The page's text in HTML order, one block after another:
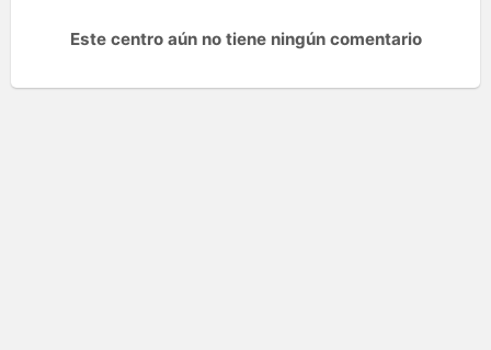
Este centro aún no tiene ningún comentario